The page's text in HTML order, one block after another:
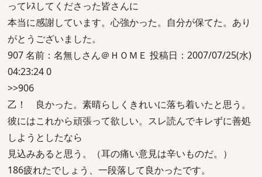
ってﾚｽしてくださった皆さんに
本当に感謝しています。心強かった。自分が保てた。あり
がとうございました。
907 名前：名無しさん＠ＨＯＭＥ 投稿日：2007/07/25(水)
04:23:24 0
>>906
乙！ 良かった。素晴らしくきれいに落ち着いたと思う。
彼にはこれから頑張って欲しい。スレ読んでキレずに善処
しようとしたなら
見込みあると思う。（耳の痛い意見は辛いものだ。）
186疲れたでしょう、一段落して良かったです。